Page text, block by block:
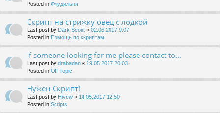
Posted in Флудильня
Скрипт на стрижку овец с лодкой
Last post by Dark Scout « 02.06.2017 9:07
Posted in Помощь по скриптам
If someone looking for me please contact to...
Last post by drabadan « 19.05.2017 20:03
Posted in Off Topic
Нужен Скрипт!
Last post by Hivew « 14.05.2017 12:50
Posted in Scripts